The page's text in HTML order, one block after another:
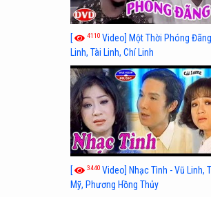
[ 4110 Video] Một Thời Phóng
Linh, Tài Linh, Chí Linh
[ 3440 Video] Nhạc Tình - Vũ Linh,
Mỹ, Phương Hồng Thủy